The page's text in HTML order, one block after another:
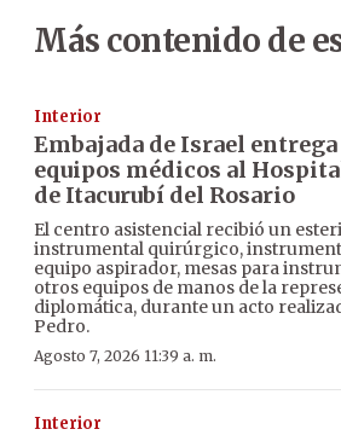
Más contenido de
Interior
Embajada de Israel entrega
equipos médicos al
de Itacurubí del Rosario
El centro asistencial recibió un
instrumental quirúrgico,
equipo aspirador, mesas para
otros equipos de manos de la
diplomática, durante un acto
Pedro.
Agosto 7, 2026 11:39 a. m.
Interior